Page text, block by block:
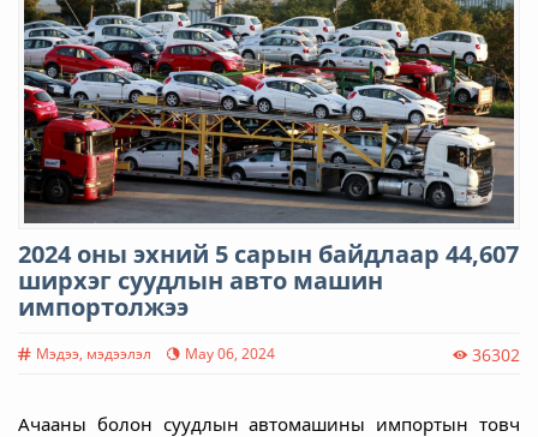
2024 оны эхний 5 сарын байдлаар 44,607
ширхэг суудлын авто машин
импортолжээ
Мэдээ, мэдээлэл May 06, 2024 36302
Ачааны болон суудлын автомашины импортын товч